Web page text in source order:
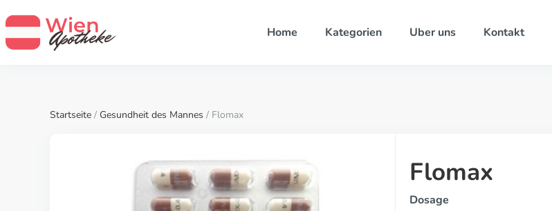
Home Kategorien Uber uns Kontakt
Startseite / Gesundheit des Mannes / Flomax
Flomax
Dosage